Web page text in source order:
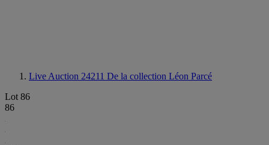
Live Auction 24211 De la collection Léon Parcé
Lot 86
86